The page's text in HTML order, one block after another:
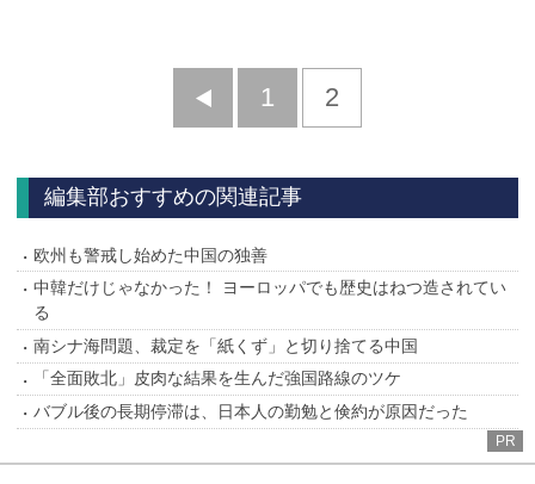
前
1 2
編集部おすすめの関連記事
欧州も警戒し始めた中国の独善
中韓だけじゃなかった！ ヨーロッパでも歴史はねつ造されてい
る
南シナ海問題、裁定を「紙くず」と切り捨てる中国
「全面敗北」皮肉な結果を生んだ強国路線のツケ
バブル後の長期停滞は、日本人の勤勉と倹約が原因だった
PR